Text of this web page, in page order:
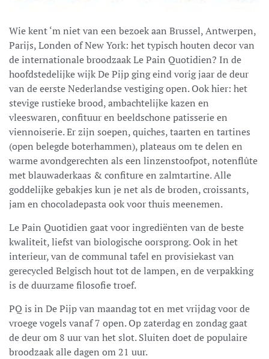
Wie kent ‘m niet van een bezoek aan Brussel, Antwerpen,
Parijs, Londen of New York: het typisch houten decor van
de internationale broodzaak Le Pain Quotidien? In de
hoofdstedelijke wijk De Pijp ging eind vorig jaar de deur
van de eerste Nederlandse vestiging open. Ook hier: het
stevige rustieke brood, ambachtelijke kazen en
vleeswaren, confituur en beeldschone patisserie en
viennoiserie. Er zijn soepen, quiches, taarten en tartines
(open belegde boterhammen), plateaus om te delen en
warme avondgerechten als een linzenstoofpot, notenflûte
met blauwaderkaas & confiture en zalmtartine. Alle
goddelijke gebakjes kun je net als de broden, croissants,
jam en chocoladepasta ook voor thuis meenemen.
Le Pain Quotidien gaat voor ingrediënten van de beste
kwaliteit, liefst van biologische oorsprong. Ook in het
interieur, van de communal tafel en provisiekast van
gerecycled Belgisch hout tot de lampen, en de verpakking
is de duurzame filosofie troef.
PQ is in De Pijp van maandag tot en met vrijdag voor de
vroege vogels vanaf 7 open. Op zaterdag en zondag gaat
de deur om 8 uur van het slot. Sluiten doet de populaire
broodzaak alle dagen om 21 uur.